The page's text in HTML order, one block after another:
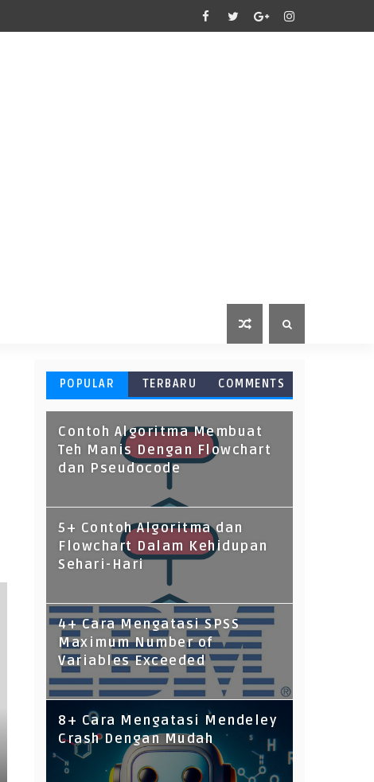
POPULAR TERBARU COMMENTS
Contoh Algoritma Membuat
Teh Manis Dengan Flowchart
dan Pseudocode
5+ Contoh Algoritma dan
Flowchart Dalam Kehidupan
Sehari-Hari
4+ Cara Mengatasi SPSS
Maximum Number of
Variables Exceeded
8+ Cara Mengatasi Mendeley
Crash Dengan Mudah